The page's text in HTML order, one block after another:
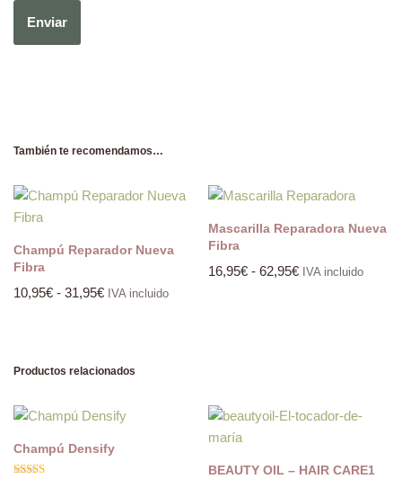
También te recomendamos…
Champú Reparador Nueva
Fibra
10,95€ - 31,95€ IVA incluido
Mascarilla Reparadora Nueva
Fibra
16,95€ - 62,95€ IVA incluido
Productos relacionados
Champú Densify
BEAUTY OIL – HAIR CARE1